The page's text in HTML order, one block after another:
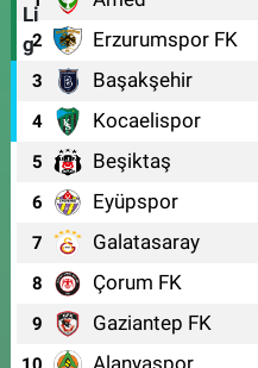
2 Erzurumspor FK
3 Başakşehir
4 Kocaelispor
5 Beşiktaş
6 Eyüpspor
7 Galatasaray
8 Çorum FK
9 Gaziantep FK
Alanyaspor